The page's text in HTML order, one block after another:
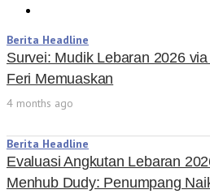
Berita Headline
Survei: Mudik Lebaran 2026 via
Feri Memuaskan
4 months ago
Berita Headline
Evaluasi Angkutan Lebaran
Menhub Dudy: Penumpang